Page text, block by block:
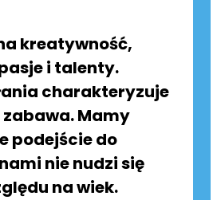
kreatywność,
i talenty.
charakteryzuje
Mamy
podejście do
nie nudzi się
na wiek.